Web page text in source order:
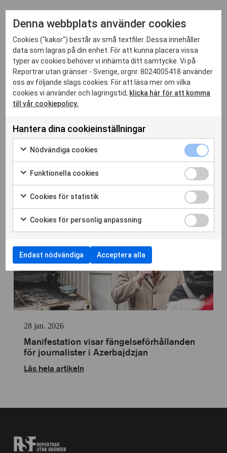
Relaterade inlägg
29 jan. 2026
RSF välkomnar asyl för journalist som
dokumenterat uiguriska interneringsläger
28 jan. 2026
Manifestation visar fängelseförhållanden
för journalister i Azerbajdzjan
Läs hela artikeln
Denna webbplats använder cookies
Cookies ("kakor") består av små textfiler. Dessa innehåller
data som lagras på din enhet. För att kunna placera vissa
typer av cookies behöver vi inhämta ditt samtycke. Vi på
Reportrar utan gränser - Sverige, orgnr. 8024005418 använder
oss av följande slags cookies. För att läsa mer om vilka
cookies vi använder och lagringstid, klicka här för att komma
till vår cookiepolicy.
Hantera dina cookieinställningar
Nödvändiga cookies
Markera
för
samtycka
till
användning
av
cookies
Funktionella cookies
Markera
för
samtycka
till
användning
Funktionella
cookies
cookies
Cookies för statistik
Markera
för
samtycka
till
användning
av
Cookies
för
statistik
Cookies
för
statistik
Cookies för personlig anpassning
Markera
att
samtycka
användning
av
Cookies
för
anpassning
Cookies
för
Endast nödvändiga Acceptera alla